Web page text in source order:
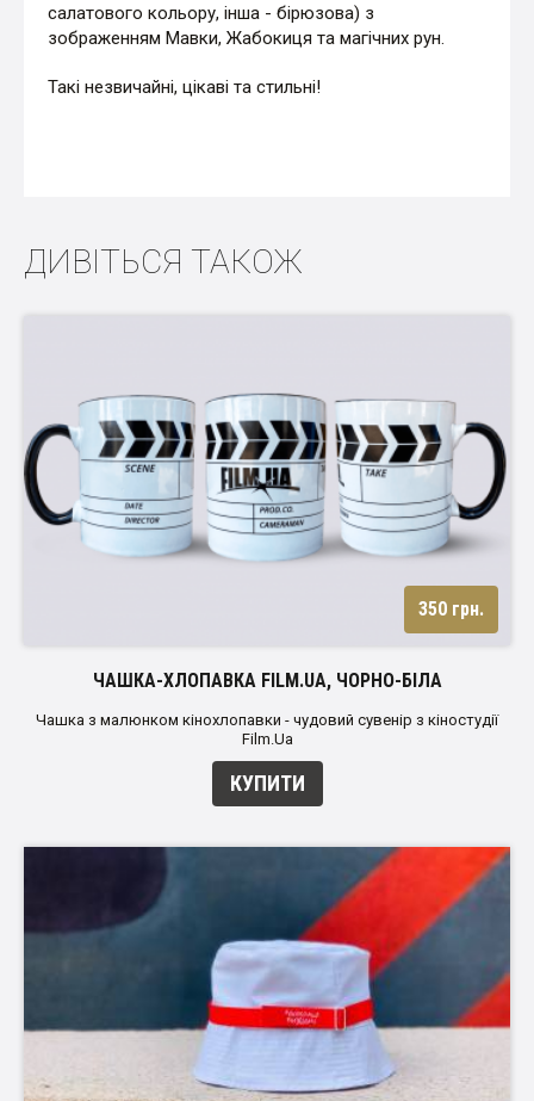
салатового кольору, інша - бірюзова) з
зображенням Мавки, Жабокиця та магічних рун.
Такі незвичайні, цікаві та стильні!
ДИВІТЬСЯ ТАКОЖ
350 грн.
ЧАШКА-ХЛОПАВКА FILM.UA, ЧОРНО-БІЛА
Чашка з малюнком кінохлопавки - чудовий сувенір з кіностудії
Film.Ua
КУПИТИ